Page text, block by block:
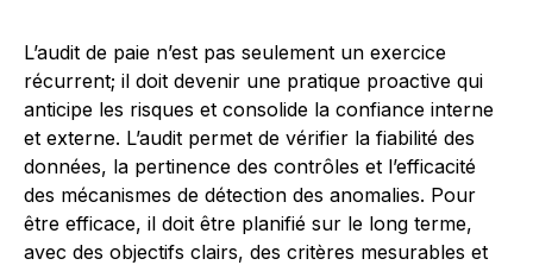
L’audit de paie n’est pas seulement un exercice
récurrent; il doit devenir une pratique proactive qui
anticipe les risques et consolide la confiance interne
et externe. L’audit permet de vérifier la fiabilité des
données, la pertinence des contrôles et l’efficacité
des mécanismes de détection des anomalies. Pour
être efficace, il doit être planifié sur le long terme,
avec des objectifs clairs, des critères mesurables et